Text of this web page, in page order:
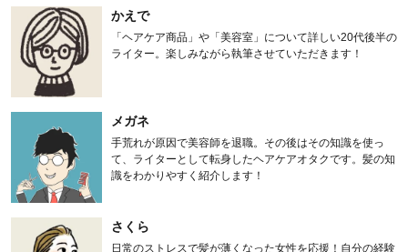
かえで
「ヘアケア商品」や「美容室」について詳しい20代後半の
ライター。楽しみながら執筆させていただきます！
メガネ
手荒れが原因で美容師を退職。その後はその知識を使っ
て、ライターとして転身したヘアケアオタクです。髪の知
識をわかりやすく紹介します！
さくら
日常のストレスで髪が薄くなった女性を応援！自分の経験